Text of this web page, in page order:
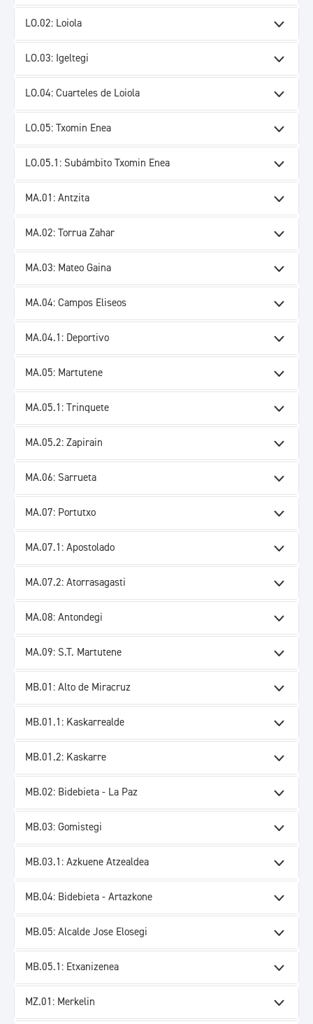
LO.02: Loiola
LO.03: Igeltegi
LO.04: Cuarteles de Loiola
LO.05: Txomin Enea
LO.05.1: Subámbito Txomin Enea
MA.01: Antzita
MA.02: Torrua Zahar
MA.03: Mateo Gaina
MA.04: Campos Eliseos
MA.04.1: Deportivo
MA.05: Martutene
MA.05.1: Trinquete
MA.05.2: Zapirain
MA.06: Sarrueta
MA.07: Portutxo
MA.07.1: Apostolado
MA.07.2: Atorrasagasti
MA.08: Antondegi
MA.09: S.T. Martutene
MB.01: Alto de Miracruz
MB.01.1: Kaskarrealde
MB.01.2: Kaskarre
MB.02: Bidebieta - La Paz
MB.03: Gomistegi
MB.03.1: Azkuene Atzealdea
MB.04: Bidebieta - Artazkone
MB.05: Alcalde Jose Elosegi
MB.05.1: Etxanizenea
MZ.01: Merkelin